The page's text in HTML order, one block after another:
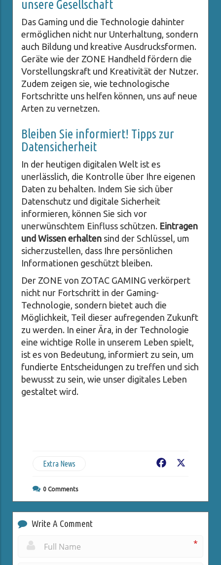
unsere Gesellschaft
Das Gaming und die Technologie dahinter
ermöglichen nicht nur Unterhaltung, sondern
auch Bildung und kreative Ausdrucksformen.
Geräte wie der ZONE Handheld fördern die
Vorstellungskraft und Kreativität der Nutzer.
Zudem zeigen sie, wie technologische
Fortschritte uns helfen können, uns auf neue
Arten zu vernetzen.
Bleiben Sie informiert! Tipps zur
Datensicherheit
In der heutigen digitalen Welt ist es
unerlässlich, die Kontrolle über Ihre eigenen
Daten zu behalten. Indem Sie sich über
Datenschutz und digitale Sicherheit
informieren, können Sie sich vor
unerwünschtem Einfluss schützen. Eintragen
und Wissen erhalten sind der Schlüssel, um
sicherzustellen, dass Ihre persönlichen
Informationen geschützt bleiben.
Der ZONE von ZOTAC GAMING verkörpert
nicht nur Fortschritt in der Gaming-
Technologie, sondern bietet auch die
Möglichkeit, Teil dieser aufregenden Zukunft
zu werden. In einer Ära, in der Technologie
eine wichtige Rolle in unserem Leben spielt,
ist es von Bedeutung, informiert zu sein, um
fundierte Entscheidungen zu treffen und sich
bewusst zu sein, wie unser digitales Leben
gestaltet wird.
Extra News Facebook
0 Comments
Write A Comment
*